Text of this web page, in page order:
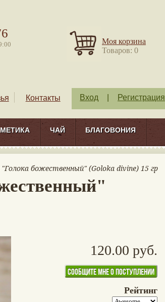
Моя корзина
Товаров: 0
Контакты Вход Регистрация
ЧАЙ БЛАГОВОНИЯ
"Голока божественный" (Goloka divine) 15 гр
120.00 руб.
Рейтинг